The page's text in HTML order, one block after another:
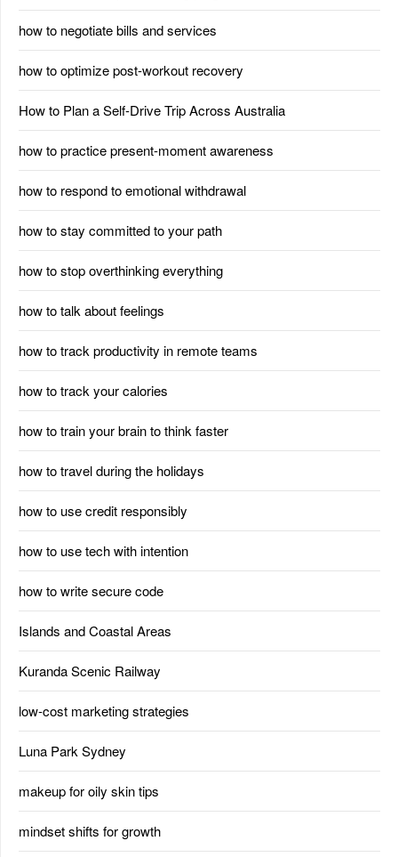
how to negotiate bills and services
how to optimize post-workout recovery
How to Plan a Self-Drive Trip Across Australia
how to practice present-moment awareness
how to respond to emotional withdrawal
how to stay committed to your path
how to stop overthinking everything
how to talk about feelings
how to track productivity in remote teams
how to track your calories
how to train your brain to think faster
how to travel during the holidays
how to use credit responsibly
how to use tech with intention
how to write secure code
Islands and Coastal Areas
Kuranda Scenic Railway
low-cost marketing strategies
Luna Park Sydney
makeup for oily skin tips
mindset shifts for growth